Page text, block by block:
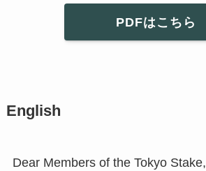
PDFはこちら
English
Dear Members of the Tokyo Stake,